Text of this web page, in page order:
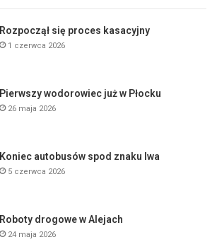
Rozpoczął się proces kasacyjny
1 czerwca 2026
Pierwszy wodorowiec już w Płocku
26 maja 2026
Koniec autobusów spod znaku lwa
5 czerwca 2026
Roboty drogowe w Alejach
24 maja 2026